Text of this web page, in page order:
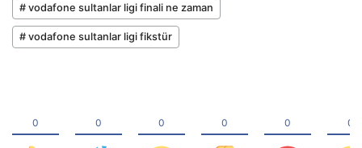
# vodafone sultanlar ligi finali ne zaman
# vodafone sultanlar ligi fikstür